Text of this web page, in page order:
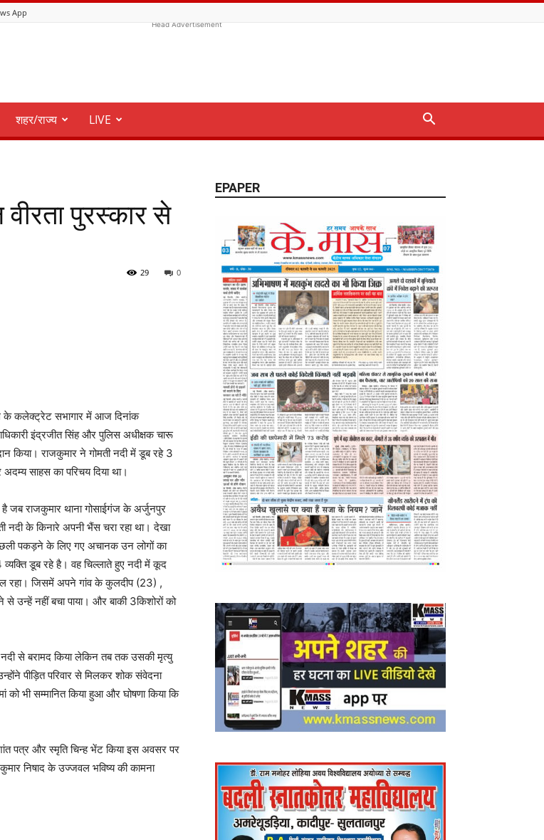
App
Head Advertisement
शहर/राज्य LIVE
वीरता पुरस्कार से
0
29
के कलेक्ट्रेट सभागार में आज दिनांक
इंद्रजीत सिंह और पुलिस अधीक्षक चारू
किया। राजकुमार ने गोमती नदी में डूब रहे 3
साहस का परिचय दिया था।
जब राजकुमार थाना गोसाईगंज के अर्जुनपुर
नदी के किनारे अपनी भैंस चरा रहा था। देखा
पकड़ने के लिए गए अचानक उन लोगों का
डूब रहे है। वह चिल्लाते हुए नदी में कूद
रहा। जिसमें अपने गांव के कुलदीप (23) ,
नहीं बचा पाया। और बाकी 3किशोरों को
से बरामद किया लेकिन तब तक उसकी मृत्यु
पीड़ित परिवार से मिलकर शोक संवेदना
भी सम्मानित किया हुआ और घोषणा किया कि
पत्र और स्मृति चिन्ह भेंट किया इस अवसर पर
निषाद के उज्जवल भविष्य की कामना
EPAPER